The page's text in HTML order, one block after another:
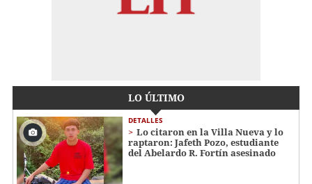
LO ÚLTIMO
DETALLES
Lo citaron en la Villa Nueva y lo
raptaron: Jafeth Pozo, estudiante
del Abelardo R. Fortín asesinado